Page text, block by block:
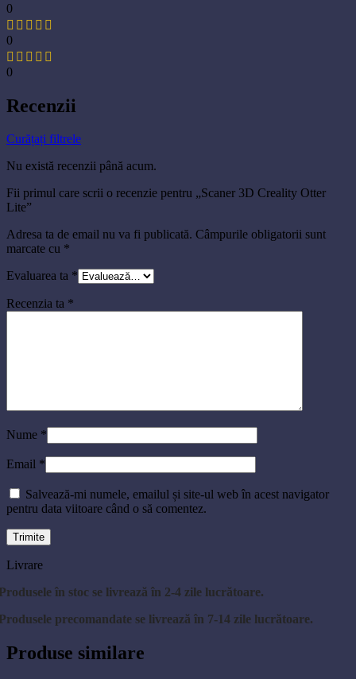
0
0
0
Recenzii
Curățați filtrele
Nu există recenzii până acum.
Fii primul care scrii o recenzie pentru „Scaner 3D Creality Otter
Lite”
Adresa ta de email nu va fi publicată. Câmpurile obligatorii sunt
marcate cu *
Evaluarea ta *
Recenzia ta *
Nume *
Email *
Salvează-mi numele, emailul și site-ul web în acest navigator
pentru data viitoare când o să comentez.
Livrare
în stoc se livrează în 2-4 zile lucrătoare.
precomandate se livrează în 7-14 zile lucrătoare.
Produse similare